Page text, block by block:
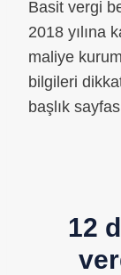
Basit vergi
2018 yılına
maliye
bilgileri
başlık
12